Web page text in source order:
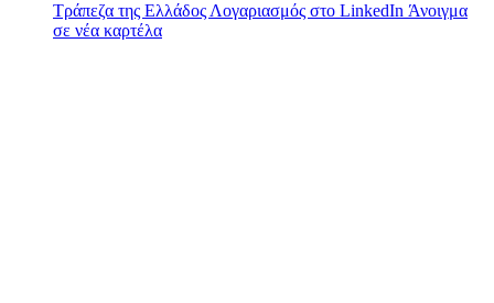
Τράπεζα της Ελλάδος Λογαριασμός στο LinkedIn Άνοιγμα
σε νέα καρτέλα